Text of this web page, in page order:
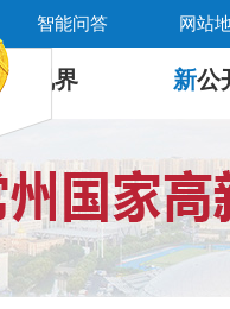
智能问答 网站
新 视界 新公